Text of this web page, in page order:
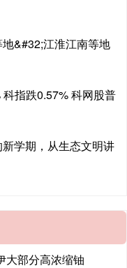
&#32;江淮江南等地
指跌0.57% 科网股普
学期，从生态文明讲
大部分高浓缩铀